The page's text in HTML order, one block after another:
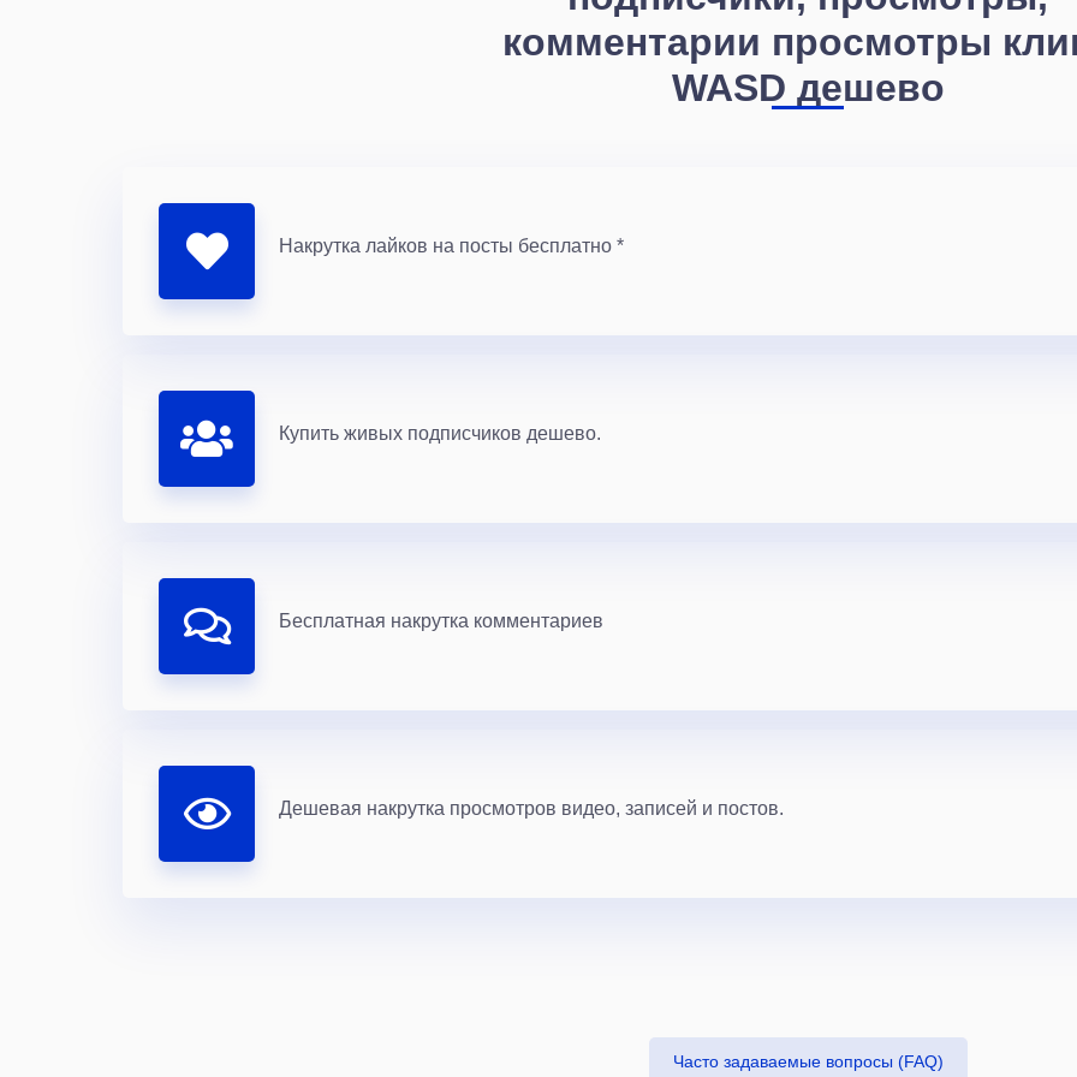
комментарии просмотры
WASD дешево
Накрутка лайков на посты бесплатно *
Купить живых подписчиков дешево.
Бесплатная накрутка комментариев
Дешевая накрутка просмотров видео, записей и постов.
Часто задаваемые вопросы (FAQ)